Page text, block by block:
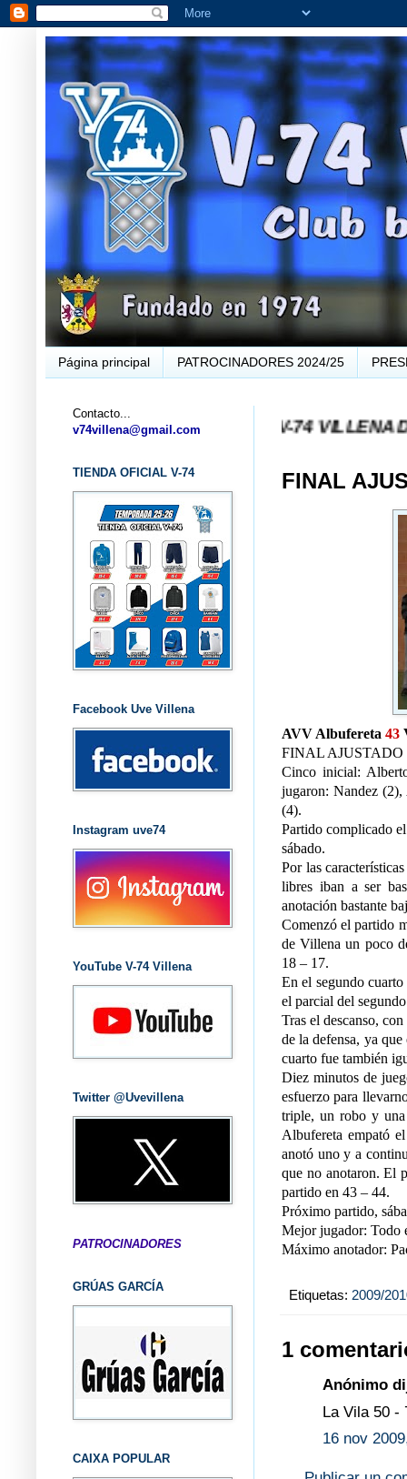
Página principal PATROCINADORES 2024/25
(ALICANTE) ... V-74 VILLENA DESDE
FINAL
AVV Albufereta 43
FINAL AJUSTADO
Cinco inicial:
jugaron: Nandez
(4).
Partido complicado
sábado.
Por las
libres iban a ser
anotación bastante
Comenzó el partido
de Villena un poco
18 – 17.
En el segundo
el parcial del
Tras el descanso,
de la defensa, ya
cuarto fue también
Diez minutos de
esfuerzo para
triple, un robo y una
Albufereta empató
anotó uno y a
que no anotaron. El
partido en 43 – 44.
Próximo partido,
Mejor jugador: Todo
Máximo anotador:
Etiquetas: 2009/
1
Anónimo
La Vila 50 -
16 nov
Contacto...
v74villena@gmail.com
TIENDA OFICIAL V-74
Facebook Uve Villena
Instagram uve74
YouTube V-74 Villena
Twitter @Uvevillena
PATROCINADORES
GRÚAS GARCÍA
CAIXA POPULAR